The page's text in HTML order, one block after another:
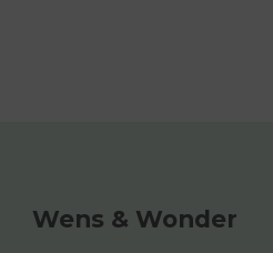
Wens & Wonder